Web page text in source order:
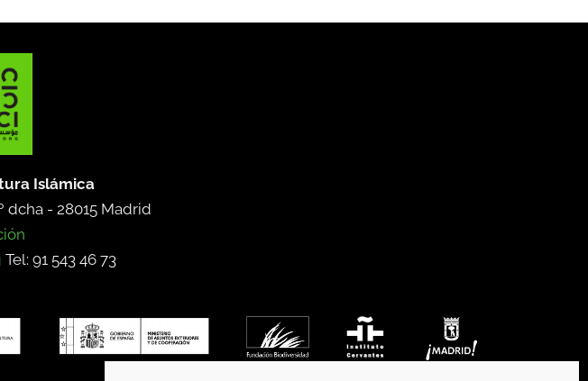
Islámica
dcha - 28015 Madrid
Tel: 91 543 46 73